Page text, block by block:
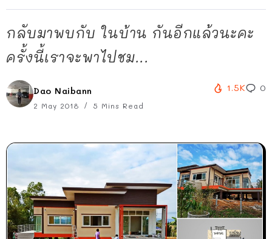
กลับมาพบกับ ในบ้าน กันอีกแล้วนะคะ
ครั้งนี้เราจะพาไปชม...
Dao Naibann
2 May 2018 5 Mins Read
1.5K 0